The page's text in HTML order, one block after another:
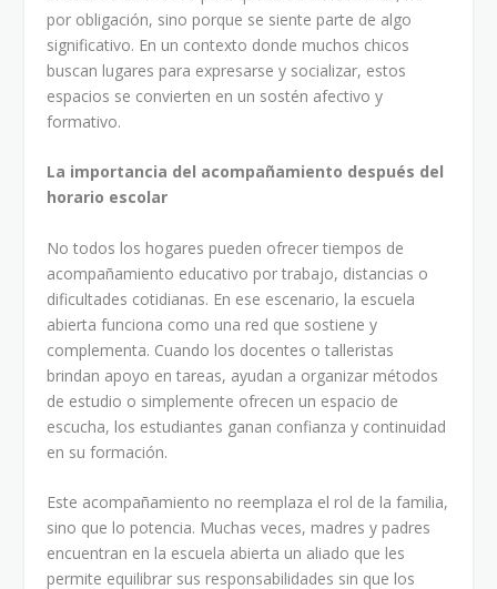
por obligación, sino porque se siente parte de algo
significativo. En un contexto donde muchos chicos
buscan lugares para expresarse y socializar, estos
espacios se convierten en un sostén afectivo y
formativo.
La importancia del acompañamiento después del
horario escolar
No todos los hogares pueden ofrecer tiempos de
acompañamiento educativo por trabajo, distancias o
dificultades cotidianas. En ese escenario, la escuela
abierta funciona como una red que sostiene y
complementa. Cuando los docentes o talleristas
brindan apoyo en tareas, ayudan a organizar métodos
de estudio o simplemente ofrecen un espacio de
escucha, los estudiantes ganan confianza y continuidad
en su formación.
Este acompañamiento no reemplaza el rol de la familia,
sino que lo potencia. Muchas veces, madres y padres
encuentran en la escuela abierta un aliado que les
permite equilibrar sus responsabilidades sin que los